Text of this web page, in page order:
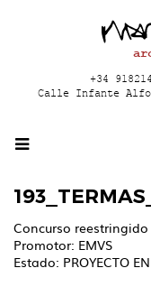
+34
Calle Infante
Concurso reestringido
Promotor: EMVS
Estado: PROYECTO